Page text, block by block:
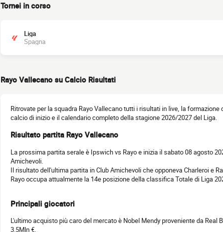
Tornei in corso
Liga
Spagna
Rayo Vallecano su Calcio Risultati
Ritrovate per la squadra Rayo Vallecano tutti i risultati in live, la
calcio di inizio e il calendario completo della stagione 2026/2027 del Liga.
Risultato partita Rayo Vallecano
La prossima partita serale è Ipswich vs Rayo e inizia il sabato 08 agosto
Amichevoli.
Il risultato dell'ultima partita in Club Amichevoli che opponeva Charleroi e
Rayo occupa attualmente la 14e posizione della classifica Totale di Liga
Principali giocatori
L'ultimo acquisto più caro del mercato è Nobel Mendy proveniente da Real
3.5Mln €.